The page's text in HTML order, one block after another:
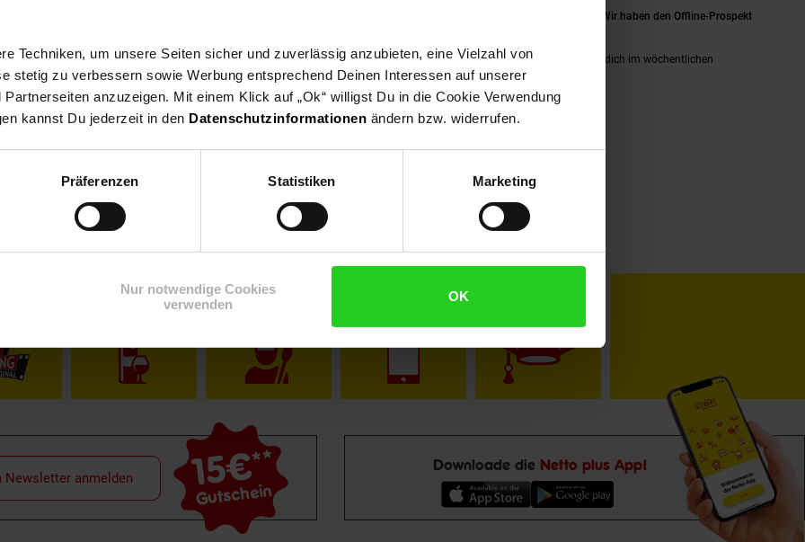
Techniken, um unsere Seiten sicher und zuverlässig anzubieten, eine Vielzahl von
stetig zu verbessern sowie Werbung entsprechend Deinen Interessen auf unserer
anzuzeigen. Mit einem Klick auf „Ok“ willigst Du in die Cookie Verwendung
kannst Du jederzeit in den Datenschutzinformationen ändern bzw. widerrufen.
Präferenzen Statistiken Marketing
Nur notwendige Cookies
verwenden
OK
zuliebe aber einen ‚Bitte keine Werbung‘ Aufkleber auf deinem Briefkasten hast, dann haben wir tolle Neuigkeiten für dich!
Wir haben den Offline-Prospekt
der alten Blätter-Zeiten zurück auf dein Smartphone, Tablet oder deinen Computer. Lass die Gedanken schweifen und schau dich im wöchentlichen
deiner Netto-Filiale in den Filialangeboten.
Weinwelt Rezeptwelt
15€**
Gutschein
Newsletter anmelden
Downloade die Netto plus App!